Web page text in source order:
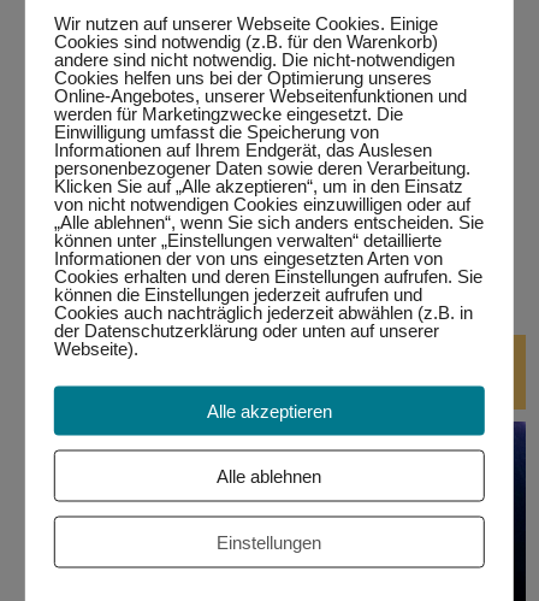
…in Füssen
…in Kempten
…in Marktoberdorf
…in Wertach
alle Termine
bitte auf den jeweiligen Link klicken.Eine Teilnahme ist nur
mit Anmeldung möglich!
DJ-Kurse
Wir nutzen auf unserer Webseite Cookies. Einige
Cookies sind notwendig (z.B. für den Warenkorb)
andere sind nicht notwendig. Die nicht-notwendigen
Cookies helfen uns bei der Optimierung unseres
Online-Angebotes, unserer Webseitenfunktionen und
werden für Marketingzwecke eingesetzt. Die
Einwilligung umfasst die Speicherung von
Informationen auf Ihrem Endgerät, das Auslesen
personenbezogener Daten sowie deren Verarbeitung.
Klicken Sie auf „Alle akzeptieren“, um in den Einsatz
von nicht notwendigen Cookies einzuwilligen oder auf
„Alle ablehnen“, wenn Sie sich anders entscheiden. Sie
können unter „Einstellungen verwalten“ detaillierte
Informationen der von uns eingesetzten Arten von
Cookies erhalten und deren Einstellungen aufrufen. Sie
können die Einstellungen jederzeit aufrufen und
Cookies auch nachträglich jederzeit abwählen (z.B. in
der Datenschutzerklärung oder unten auf unserer
Webseite).
Alle akzeptieren
Alle ablehnen
Einstellungen